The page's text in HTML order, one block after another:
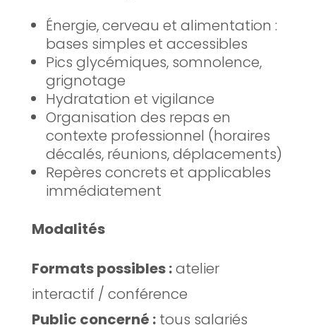
Énergie, cerveau et alimentation :
bases simples et accessibles
Pics glycémiques, somnolence,
grignotage
Hydratation et vigilance
Organisation des repas en
contexte professionnel (horaires
décalés, réunions, déplacements)
Repères concrets et applicables
immédiatement
Modalités
Formats possibles :atelier
interactif / conférence
Public concerné :tous salariés